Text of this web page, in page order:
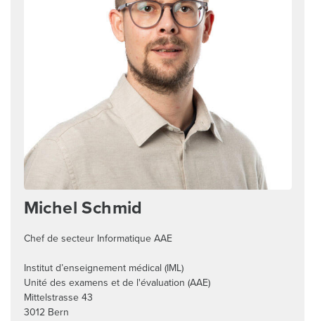
Michel Schmid
Chef de secteur Informatique AAE
Institut d’enseignement médical (IML)
Unité des examens et de l'évaluation (AAE)
Mittelstrasse 43
3012 Bern